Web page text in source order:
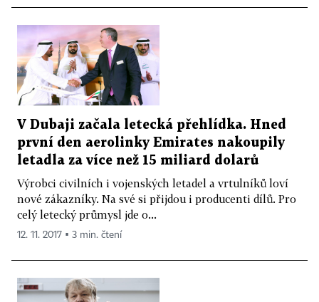
V Dubaji začala letecká přehlídka. Hned
první den aerolinky Emirates nakoupily
letadla za více než 15 miliard dolarů
Výrobci civilních i vojenských letadel a vrtulníků loví
nové zákazníky. Na své si přijdou i producenti dílů. Pro
celý letecký průmysl jde o...
12. 11. 2017 ▪ 3 min. čtení